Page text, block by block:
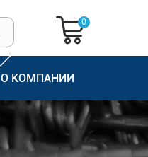
0
О КОМПАНИИ